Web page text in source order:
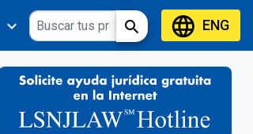
expand_more Toolsexpand_more search languageENG